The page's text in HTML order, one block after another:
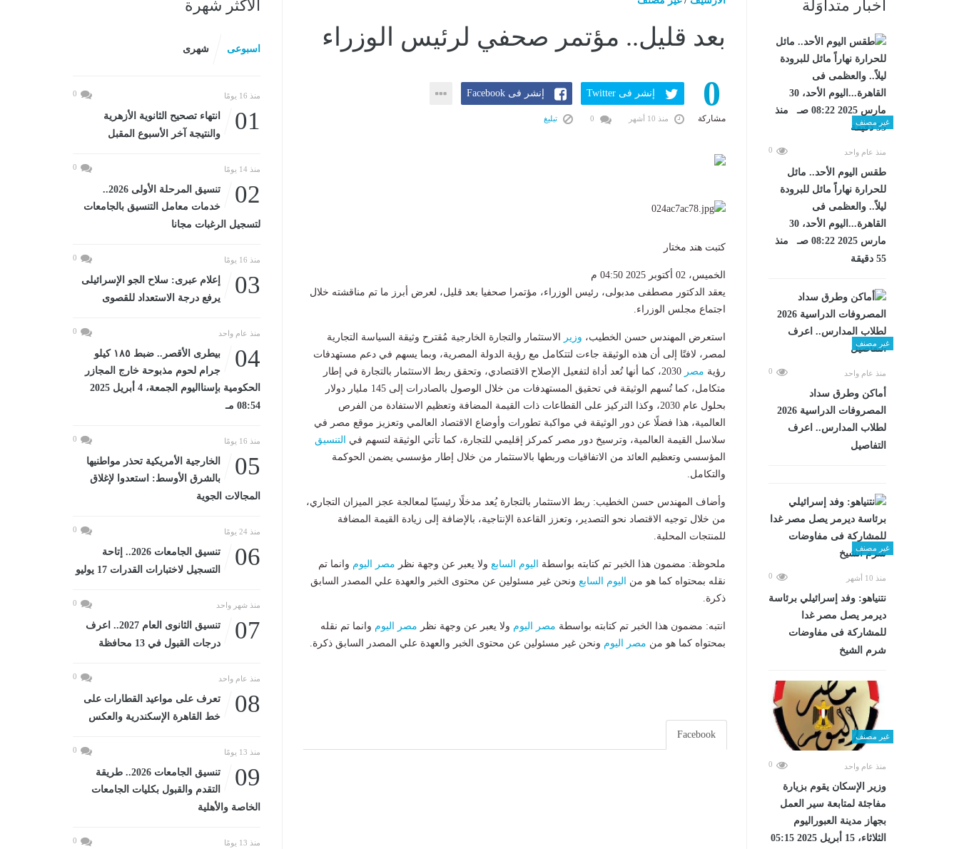
أخبار متداوَلة
غير مصنف
منذ عام واحد 0
طقس اليوم الأحد.. مائل
للحرارة نهاراً مائل للبرودة
ليلاً.. والعظمى فى
القاهرة...اليوم الأحد، 30
مارس 2025 08:22 صـ منذ
55 دقيقة
غير مصنف
منذ عام واحد 0
أماكن وطرق سداد
المصروفات الدراسية 2026
لطلاب المدارس.. اعرف
التفاصيل
غير مصنف
منذ 10 أشهر 0
نتنياهو: وفد إسرائيلي برئاسة
ديرمر يصل مصر غدا
للمشاركة فى مفاوضات
شرم الشيخ
غير مصنف
منذ عام واحد 0
وزير الإسكان يقوم بزيارة
مفاجئة لمتابعة سير العمل
بجهاز مدينة العبوراليوم
الثلاثاء، 15 أبريل 2025 05:15
بعد قليل.. مؤتمر صحفي لرئيس الوزراء
0
مشاركة
إنشر فى Twitter إنشر فى Facebook
منذ 10 أشهر تبليغ
كتبت هند مختار
الخميس، 02 أكتوبر 2025 04:50 م
يعقد الدكتور مصطفى مدبولى، رئيس الوزراء، مؤتمرا صحفيا بعد قليل، لعرض أبرز ما تم مناقشته خلال
اجتماع مجلس الوزراء.
استعرض المهندس حسن الخطيب، وزير
الاستثمار والتجارة الخارجية مُقترح وثيقة السياسة التجارية
لمصر، لافتًا إلى أن هذه الوثيقة جاءت لتتكامل مع رؤية الدولة المصرية، وبما يسهم في دعم مستهدفات
رؤية مصر
2030، كما أنها تُعد أداة لتفعيل الإصلاح الاقتصادي، وتحقق ربط الاستثمار بالتجارة في إطار
متكامل، كما تُسهم الوثيقة في تحقيق المستهدفات من خلال الوصول بالصادرات إلى 145 مليار دولار
بحلول عام 2030، وكذا التركيز على القطاعات ذات القيمة المضافة وتعظيم الاستفادة من الفرص
العالمية، هذا فضلًا عن دور الوثيقة في مواكبة تطورات وأوضاع الاقتصاد العالمي وتعزيز موقع مصر في
سلاسل القيمة العالمية، وترسيخ دور مصر كمركز إقليمي للتجارة، كما تأتي الوثيقة لتسهم في
التنسيق
المؤسسي وتعظيم العائد من الاتفاقيات وربطها بالاستثمار من خلال إطار مؤسسي يضمن الحوكمة
والتكامل.
وأضاف المهندس حسن الخطيب: ربط الاستثمار بالتجارة يُعد مدخلًا رئيسيًا لمعالجة عجز الميزان التجاري،
من خلال توجيه الاقتصاد نحو التصدير، وتعزز القاعدة الإنتاجية، بالإضافة إلى زيادة القيمة المضافة
للمنتجات المحلية.
ملحوظة: مضمون هذا الخبر تم كتابته بواسطة اليوم السابع ولا يعبر عن وجهة نظر مصر اليوم وانما تم
نقله بمحتواه كما هو من
اليوم السابع ونحن غير مسئولين عن محتوى الخبر والعهدة علي المصدر السابق
ذكرة.
انتبه: مضمون هذا الخبر تم كتابته بواسطة مصر اليوم ولا يعبر عن وجهة نظر مصر اليوم وانما تم نقله
بمحتواه كما هو من مصر اليوم ونحن غير مسئولين عن محتوى الخبر والعهدة علي المصدر السابق ذكرة.
Facebook
الأكثر شهرة
اسبوعى شهرى
منذ 16 يومًا 0
01
انتهاء تصحيح الثانوية الأزهرية
والنتيجة آخر الأسبوع المقبل
منذ 14 يومًا 0
02
تنسيق المرحلة الأولى 2026..
خدمات معامل التنسيق بالجامعات
لتسجيل الرغبات مجانا
منذ 16 يومًا 0
03
إعلام عبرى: سلاح الجو الإسرائيلى
يرفع درجة الاستعداد للقصوى
منذ عام واحد 0
04
بيطرى الأقصر.. ضبط ١٨٥ كيلو
جرام لحوم مذبوحة خارج المجازر
الحكومية بإسنااليوم الجمعة، 4 أبريل 2025
08:54 مـ
منذ 16 يومًا 0
05
الخارجية الأمريكية تحذر مواطنيها
بالشرق الأوسط: استعدوا لإغلاق
المجالات الجوية
منذ 24 يومًا 0
06
تنسيق الجامعات 2026.. إتاحة
التسجيل لاختبارات القدرات 17 يوليو
منذ شهر واحد 0
07
تنسيق الثانوى العام 2027.. اعرف
درجات القبول في 13 محافظة
منذ عام واحد 0
08
تعرف على مواعيد القطارات على
خط القاهرة الإسكندرية والعكس
منذ 13 يومًا 0
09
تنسيق الجامعات 2026.. طريقة
التقدم والقبول بكليات الجامعات
الخاصة والأهلية
منذ 13 يومًا 0